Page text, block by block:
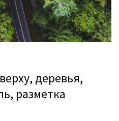
деревья,
разметка